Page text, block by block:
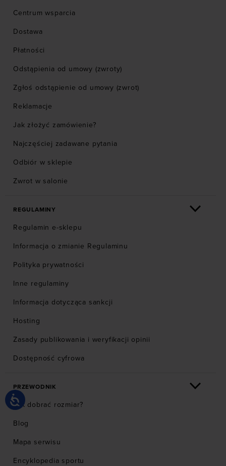
Centrum wsparcia
Dostawa
Płatności
Odstąpienia od umowy (zwroty)
Zgłoś odstąpienie od umowy (zwrot)
Reklamacje
Jak złożyć zamówienie?
Najczęściej zadawane pytania
Odbiór w sklepie
Zwrot w salonie
REGULAMINY
Regulamin e-sklepu
Informacja o zmianie Regulaminu
Polityka prywatności
Inne regulaminy
Informacja dotycząca sankcji
Hosting
Zasady publikowania i weryfikacji opinii
Dostępność cyfrowa
PRZEWODNIK
Jak dobrać rozmiar?
Blog
Mapa serwisu
Encyklopedia sportu